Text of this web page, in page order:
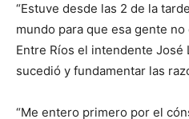
“Estuve desde las 2 de la
mundo para que esa gente no
Entre Ríos el intendente José
sucedió y fundamentar las
“Me entero primero por el